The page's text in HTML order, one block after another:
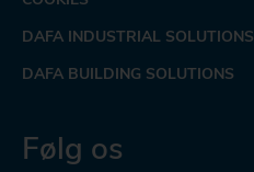
DAFA INDUSTRIAL SOLUTIONS
DAFA BUILDING SOLUTIONS
Følg os